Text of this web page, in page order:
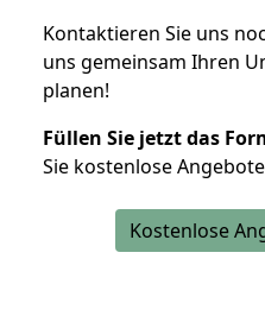
Kontaktieren Sie uns
uns gemeinsam Ihren
planen!
Füllen Sie jetzt das
Sie kostenlose
Kostenlose